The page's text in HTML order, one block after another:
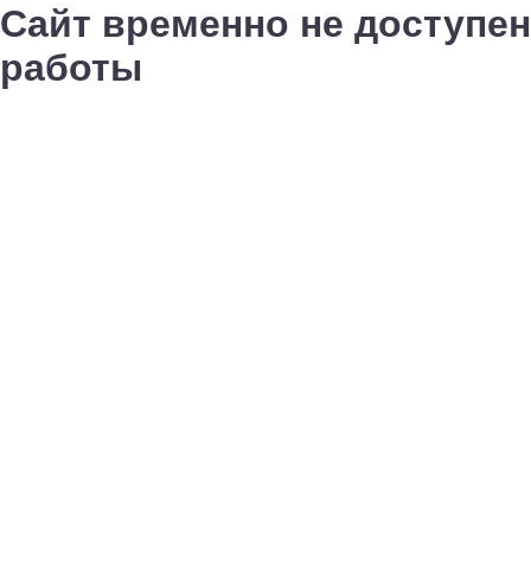
Сайт временно не
работы